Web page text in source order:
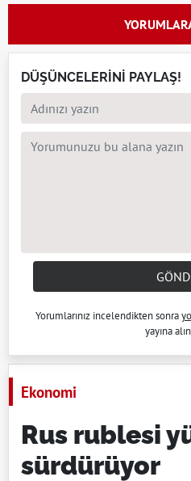
DÜŞÜNCELERİNİ PAYLAŞ!
Yorumlarınız incelendikten sonra
yayına
Ekonomi
Rus rublesi
sürdürüyor